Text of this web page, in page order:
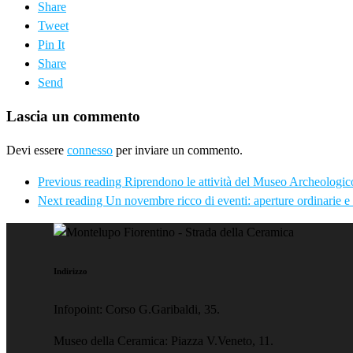
Share
Tweet
Pin It
Share
Send
Lascia un commento
Devi essere connesso per inviare un commento.
Previous reading Riprendono le attività del Museo
Next reading Un novembre ricco di eventi: aperture ordinarie
Indirizzo
Infopoint: Corso G.Garibaldi, 35.
Museo della Ceramica: Piazza V.Veneto, 11.